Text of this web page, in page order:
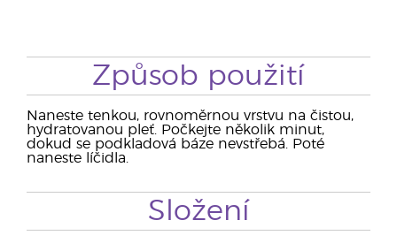
Způsob použití
Naneste tenkou, rovnoměrnou vrstvu na čistou,
hydratovanou pleť. Počkejte několik minut,
dokud se podkladová báze nevstřebá. Poté
naneste líčidla.
Složení